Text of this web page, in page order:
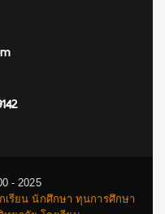
- 2025
เรียน นักศึกษา ทุนการศึกษา